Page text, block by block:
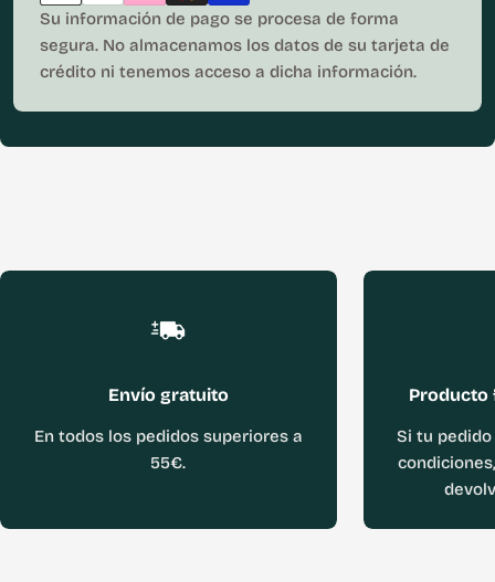
pago
Su información de pago se procesa de forma
segura. No almacenamos los datos de su tarjeta de
crédito ni tenemos acceso a dicha información.
Envío gratuito
En todos los pedidos superiores a
55€.
Producto
Si tu